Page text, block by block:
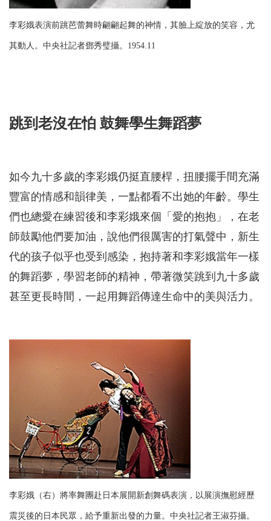
李彩娥表演前跳芭蕾舞時翩翩起舞的神情，其臉上綻放的笑容，尤
其動人。中央社記者鄧秀璧攝。1954.11
跳到老沒在怕 鼓舞學生舞蹈夢
如今九十多歲的李彩娥仍挺直腰桿，扭腰擺手間充滿
豐富的情感和韻律美，一點都看不出她的年齡。學生
們也總愛在練習後和李彩娥來個「愛的抱抱」，在老
師鼓勵他們要加油，說他們很厲害的打氣聲中，新生
代的孩子似乎也受到感染，抱持著和李彩娥當年一樣
的舞蹈夢，學習老師的精神，帶著微笑跳到九十多歲
甚至更長時間，一起用舞蹈傳達生命中的美與活力。
李彩娥（右）將率舞團赴日本展開新創舞碼表演，以展演撫慰經歷
震災後的日本民眾，給予重新出發的力量。中央社記者王淑芬攝。